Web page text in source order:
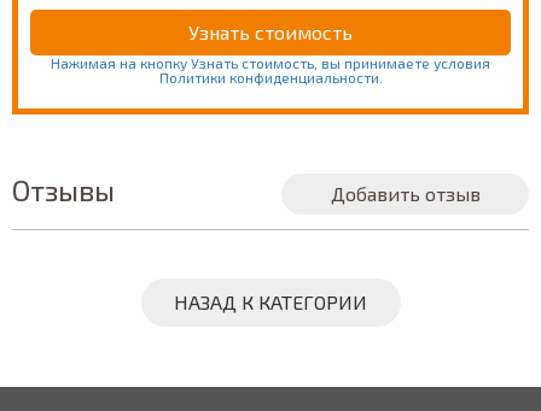
Нажимая на кнопку Узнать стоимость, вы принимаете условия
Политики конфиденциальности.
Отзывы Добавить отзыв
НАЗАД К КАТЕГОРИИ